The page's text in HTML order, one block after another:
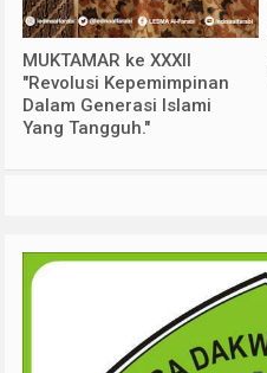
MUKTAMAR ke XXXII
"Revolusi Kepemimpinan
Dalam Generasi Islami
Yang Tangguh."